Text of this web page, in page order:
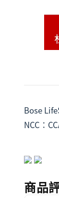
Bose
NCC：
商品